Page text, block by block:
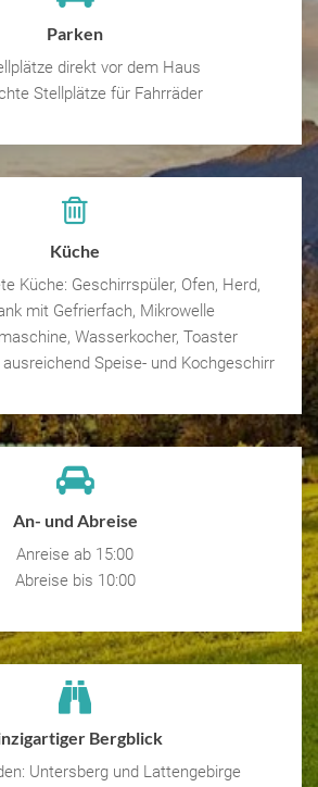
Parken
direkt vor dem Haus
Stellplätze für Fahrräder
Küche
Küche: Geschirrspüler, Ofen, Herd,
mit Gefrierfach, Mikrowelle
Wasserkocher, Toaster
Speise- und Kochgeschirr
An- und Abreise
Anreise ab 15:00
Abreise bis 10:00
Bergblick
Untersberg und Lattengebirge